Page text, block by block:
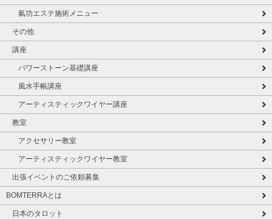
氣功エステ施術メニュー
その他
講座
パワーストーン基礎講座
風水手帳講座
アーティスティックワイヤー講座
教室
アクセサリー教室
アーティスティックワイヤー教室
出張イベントのご依頼募集
BOMTERRAとは
日本のタロット